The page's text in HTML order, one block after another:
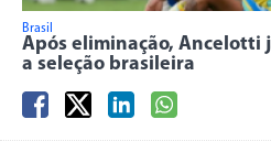
Brasil
Após eliminação, Ancelotti
a seleção brasileira